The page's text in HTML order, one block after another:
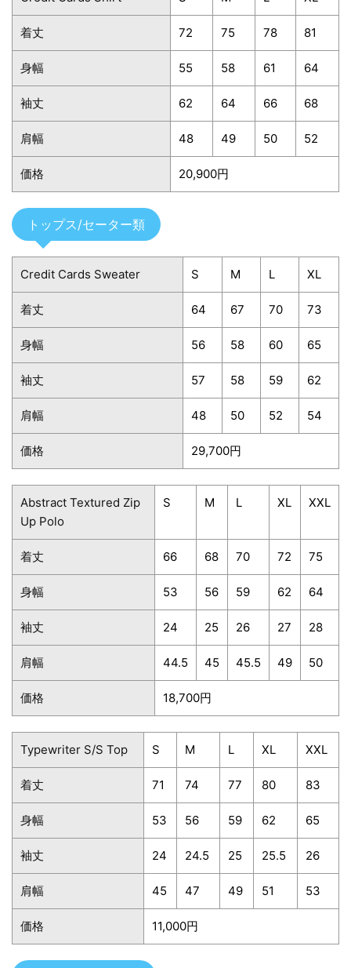
着丈 72 75 78 81
身幅 55 58 61 64
袖丈 62 64 66 68
肩幅 48 49 50 52
価格 20,900円
トップス/セーター類
Credit Cards Sweater S M L XL
着丈 64 67 70 73
身幅 56 58 60 65
袖丈 57 58 59 62
肩幅 48 50 52 54
価格 29,700円
Abstract Textured Zip
Up Polo
S M L XL XXL
着丈 66 68 70 72 75
身幅 53 56 59 62 64
袖丈 24 25 26 27 28
肩幅 44.5 45 45.5 49 50
価格 18,700円
Typewriter S/S Top S M L XL XXL
着丈 71 74 77 80 83
身幅 53 56 59 62 65
袖丈 24 24.5 25 25.5 26
肩幅 45 47 49 51 53
価格 11,000円